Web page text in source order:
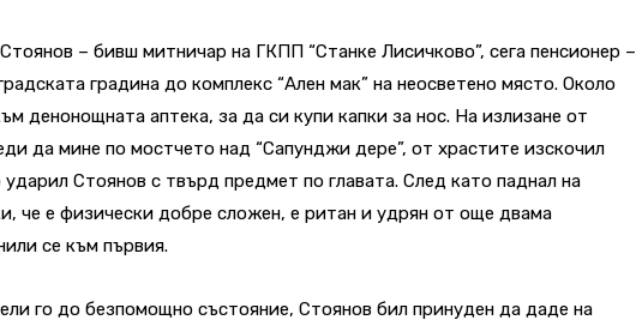
– бивш митничар на ГКПП “Станке Лисичково”, сега пенсионер –
градина до комплекс “Ален мак” на неосветено място. Около
денонощната аптека, за да си купи капки за нос. На излизане от
да мине по мостчето над “Сапунджи дере”, от храстите изскочил
Стоянов с твърд предмет по главата. След като паднал на
че е физически добре сложен, е ритан и удрян от още двама
се към първия.
го до безпомощно състояние, Стоянов бил принуден да даде на